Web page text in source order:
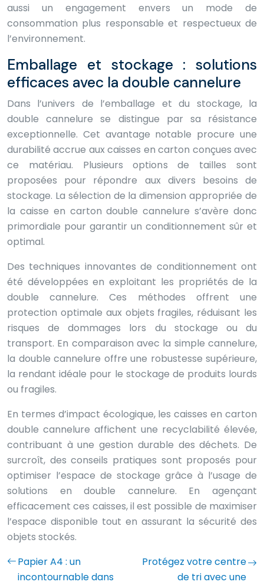
aussi un engagement envers un mode de
consommation plus responsable et respectueux de
l’environnement.
Emballage et stockage : solutions
efficaces avec la double cannelure
Dans l’univers de l’emballage et du stockage, la
double cannelure se distingue par sa résistance
exceptionnelle. Cet avantage notable procure une
durabilité accrue aux caisses en carton conçues avec
ce matériau. Plusieurs options de tailles sont
proposées pour répondre aux divers besoins de
stockage. La sélection de la dimension appropriée de
la caisse en carton double cannelure s’avère donc
primordiale pour garantir un conditionnement sûr et
optimal.
Des techniques innovantes de conditionnement ont
été développées en exploitant les propriétés de la
double cannelure. Ces méthodes offrent une
protection optimale aux objets fragiles, réduisant les
risques de dommages lors du stockage ou du
transport. En comparaison avec la simple cannelure,
la double cannelure offre une robustesse supérieure,
la rendant idéale pour le stockage de produits lourds
ou fragiles.
En termes d’impact écologique, les caisses en carton
double cannelure affichent une recyclabilité élevée,
contribuant à une gestion durable des déchets. De
surcroît, des conseils pratiques sont proposés pour
optimiser l’espace de stockage grâce à l’usage de
solutions en double cannelure. En agençant
efficacement ces caisses, il est possible de maximiser
l’espace disponible tout en assurant la sécurité des
objets stockés.
Papier A4 : un
incontournable dans
Protégez votre centre
de tri avec une